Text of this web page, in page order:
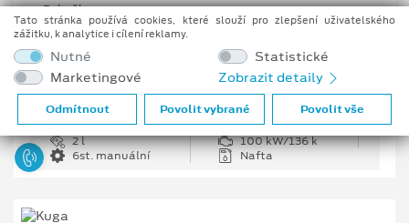
Pobočka
Opava
1 226 335 Kč
Cenové zvýhodnění
404 691 Kč
2 l
100 kW/136 k
6st. manuální
Nafta
Tato stránka používá cookies, které slouží pro zlepšení uživatelského
zážitku, k analytice i cílení reklamy.
Nutné
Statistické
Marketingové
Zobrazit detaily
Odmítnout Povolit vybrané Povolit vše